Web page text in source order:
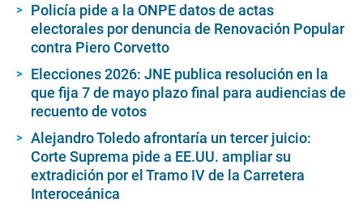
Policía pide a la ONPE datos de actas
electorales por denuncia de Renovación Popular
contra Piero Corvetto
Elecciones 2026: JNE publica resolución en la
que fija 7 de mayo plazo final para audiencias de
recuento de votos
Alejandro Toledo afrontaría un tercer juicio:
Corte Suprema pide a EE.UU. ampliar su
extradición por el Tramo IV de la Carretera
Interoceánica